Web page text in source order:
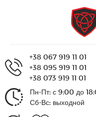
+38 067 919 11 01
+38 095 919 11 01
+38 073 919 11 01
Пн-Пт: с 9:00 до
Сб-Вс: выходной